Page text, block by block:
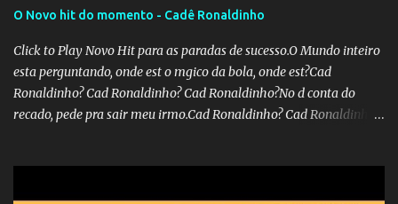
O Novo hit do momento - Cadê Ronaldinho
Click to Play Novo Hit para as paradas de sucesso.O Mundo inteiro
esta perguntando, onde est o mgico da bola, onde est?Cad
Ronaldinho? Cad Ronaldinho? Cad Ronaldinho?No d conta do
recado, pede pra sair meu irmo.Cad Ronaldinho? Cad Ronaldinho?